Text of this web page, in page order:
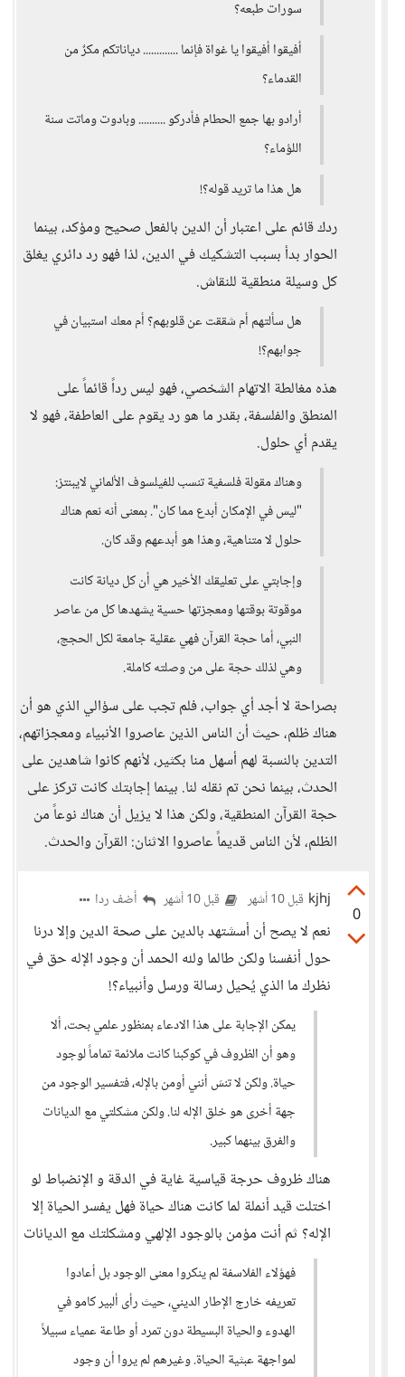
سورات طبعه؟
أفيقوا أفيقوا يا غواة فإنما ............. دياناتكم مكرٌ من
القدماء؟
أرادو بها جمع الحطام فأدركو .......... وبادوت وماتت سنة
اللؤماء؟
هل هذا ما تريد قوله؟!
ردك قائم على اعتبار أن الدين بالفعل صحيح ومؤكد، بينما
الحوار بدأ بسبب التشكيك في الدين، لذا فهو رد دائري يغلق
كل وسيلة منطقية للنقاش.
هل سألتهم أم شققت عن قلوبهم؟ أم معك استبيان في
جوابهم؟!
هذه مغالطة الاتهام الشخصي، فهو ليس رداً قائماً على
المنطق والفلسفة، بقدر ما هو رد يقوم على العاطفة، فهو لا
يقدم أي حلول.
وهناك مقولة فلسفية تنسب للفيلسوف الألماني لايبنتز:
"ليس في الإمكان أبدع مما كان". بمعنى أنه نعم هناك
حلول لا متناهية، وهذا هو أبدعهم وقد كان.
وإجابتي على تعليقك الأخير هي أن كل ديانة كانت
موقوتة بوقتها ومعجزتها حسية يشهدها كل من عاصر
النبي، أما حجة القرآن فهي عقلية جامعة لكل الحجج،
وهي لذلك حجة على من وصلته كاملة.
بصراحة لا أجد أي جواب، فلم تجب على سؤالي الذي هو أن
هناك ظلم، حيث أن الناس الذين عاصروا الأنبياء ومعجزاتهم،
التدين بالنسبة لهم أسهل منا بكثير، لأنهم كانوا شاهدين على
الحدث، بينما نحن تم نقله لنا. بينما إجابتك كانت تركز على
حجة القرآن المنطقية، ولكن هذا لا يزيل أن هناك نوعاً من
الظلم، لأن الناس قديماً عاصروا الاثنان: القرآن والحدث.
0
kjhj قبل 10 أشهر قبل 10 أشهر أضف ردا
نعم لا يصح أن أسشتهد بالدين على صحة الدين وإلا درنا
حول أنفسنا ولكن طالما ولله الحمد أن وجود الإله حق في
نظرك ما الذي يُحيل رسالة ورسل وأنبياء؟!
يمكن الإجابة على هذا الادعاء بمنظور علمي بحت، ألا
وهو أن الظروف في كوكبنا كانت ملائمة تماماً لوجود
حياة. ولكن لا تنسَ أنني أومن بالإله، فتفسير الوجود من
جهة أخرى هو خلق الإله لنا. ولكن مشكلتي مع الديانات
والفرق بينهما كبير.
هناك ظروف حرجة قياسية غاية في الدقة و الإنضباط لو
اختلت قيد أنملة لما كانت هناك حياة فهل يفسر الحياة إلا
الإله؟ ثم أنت مؤمن بالوجود الإلهي ومشكلتك مع الديانات
فهؤلاء الفلاسفة لم ينكروا معنى الوجود بل أعادوا
تعريفه خارج الإطار الديني، حيث رأى ألبير كامو في
الهدوء والحياة البسيطة دون تمرد أو طاعة عمياء سبيلاً
لمواجهة عبثية الحياة. وغيرهم لم يروا أن وجود